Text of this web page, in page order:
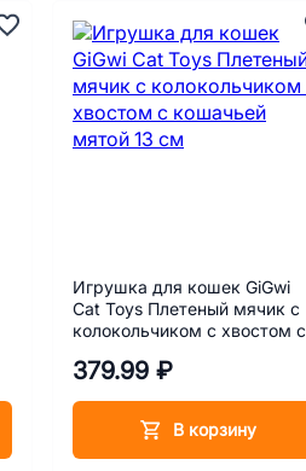
Игрушка для кошек GiGwi
Cat Toys Плетеный мячик с
колокольчиком с хвостом с
379.99 ₽
В корзину